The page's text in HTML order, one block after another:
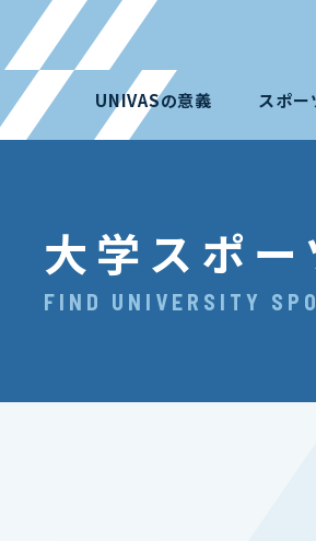
UNIVASの意義 スポー
大学スポー
FIND UNIVERSITY